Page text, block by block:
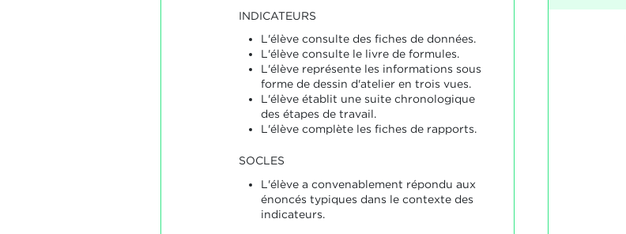
INDICATEURS
L'élève consulte des fiches de données.
L'élève consulte le livre de formules.
L'élève représente les informations sous
forme de dessin d'atelier en trois vues.
L'élève établit une suite chronologique
des étapes de travail.
L'élève complète les fiches de rapports.
SOCLES
L'élève a convenablement répondu aux
énoncés typiques dans le contexte des
indicateurs.